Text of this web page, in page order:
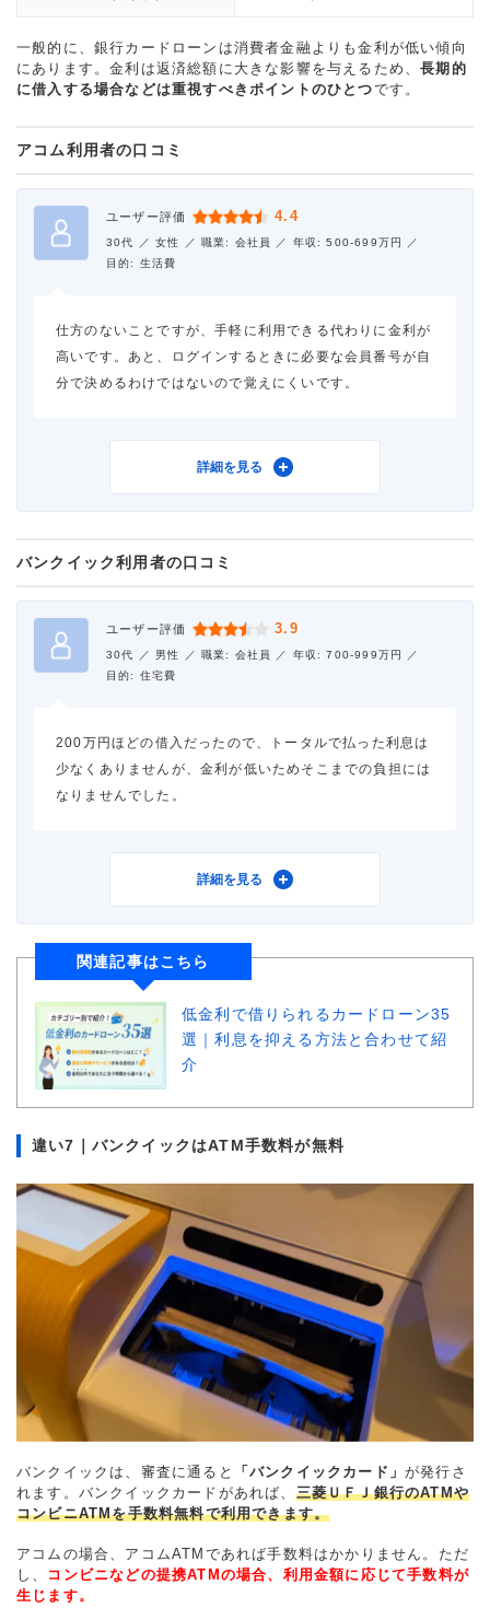
一般的に、銀行カードローンは消費者金融よりも金利が低い傾向
にあります。金利は返済総額に大きな影響を与えるため、長期的
に借入する場合などは重視すべきポイントのひとつです。
アコム利用者の口コミ
ユーザー評価 4.4
30代 ／ 女性 ／ 職業: 会社員 ／
年収: 500-699万円 ／
目的: 生活費
仕方のないことですが、手軽に利用できる代わりに金利が
高いです。あと、ログインするときに必要な会員番号が自
分で決めるわけではないので覚えにくいです。
アコム
借入金額
年18.0%
審査時間
詳細を見る
バンクイック利用者の口コミ
ユーザー評価 3.9
30代 ／ 男性 ／ 職業: 会社員 ／
年収: 700-999万円 ／
目的: 住宅費
200万円ほどの借入だったので、トータルで払った利息は
少なくありませんが、金利が低いためそこまでの負担には
なりませんでした。
三菱ＵＦＪ銀行カードロー
借入金額 200万円
金利
審査時間 1週間以内
重視した点
詳細を見る
関連記事はこちら
低金利で借りられるカードローン35
選｜利息を抑える方法と合わせて紹
介
違い7｜バンクイックはATM手数料が無料
バンクイックは、審査に通ると 「バンクイックカード」が発行さ
れます。バンクイックカードがあれば、 三菱ＵＦＪ銀行のATMや
コンビニATMを手数料無料で利用できます。
アコムの場合、アコムATMであれば手数料はかかりません。ただ
し、
コンビニなどの提携ATMの場合、利用金額に応じて手数料が
生じます。